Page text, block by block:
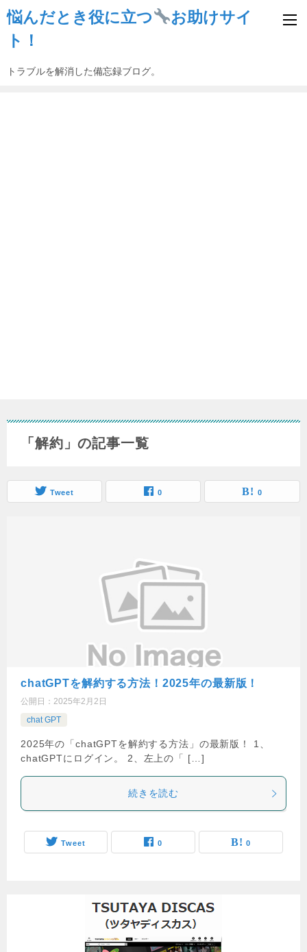
悩んだとき役に立つ
お助けサイ
ト！
トラブルを解消した備忘録ブログ。
「解約」の記事一覧
Tweet 0 0
chatGPTを解約する方法！2025年の最新版！
公開日： 2025年2月2日
chat GPT
2025年の「chatGPTを解約する方法」の最新版！ 1、
chatGPTにログイン。 2、左上の「 […]
続きを読む
Tweet 0 0